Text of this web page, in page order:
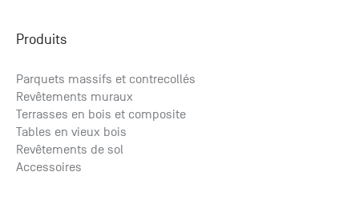
Produits
Parquets massifs et contrecollés
Revêtements muraux
Terrasses en bois et composite
Tables en vieux bois
Revêtements de sol
Accessoires